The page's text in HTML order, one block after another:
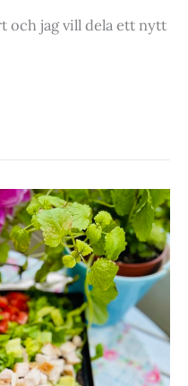
och jag vill dela ett nytt